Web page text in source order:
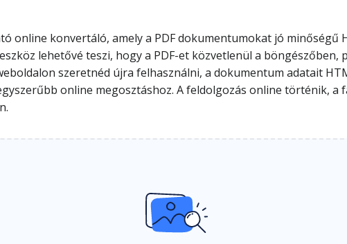
online konvertáló, amely a PDF dokumentumokat jó minőségű
lehetővé teszi, hogy a PDF-et közvetlenül a
szeretnéd újra felhasználni, a dokumentum adatait
online megosztáshoz. A feldolgozás online történik, a